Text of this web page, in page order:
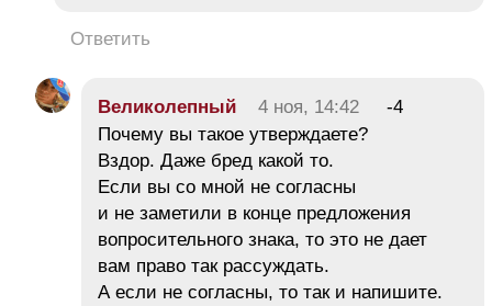
Ответить
Великолепный 4 ноя, 14:42
-4
Почему вы такое утверждаете?
Вздор. Даже бред какой то.
Если вы со мной не согласны
и не заметили в конце предложения
вопросительного знака, то это не дает
вам право так рассуждать.
А если не согласны, то так и напишите.